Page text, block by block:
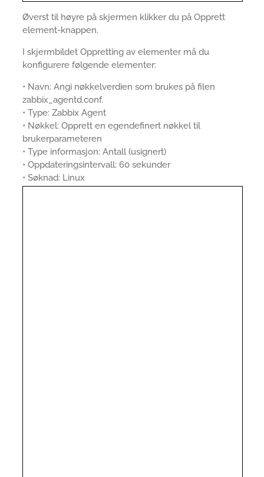
Øverst til høyre på skjermen klikker du på Opprett
element-knappen.
I skjermbildet Oppretting av elementer må du
konfigurere følgende elementer:
• Navn: Angi nøkkelverdien som brukes på filen
zabbix_agentd.conf.
• Type: Zabbix Agent
• Nøkkel: Opprett en egendefinert nøkkel til
brukerparameteren
• Type informasjon: Antall (usignert)
• Oppdateringsintervall: 60 sekunder
• Søknad: Linux